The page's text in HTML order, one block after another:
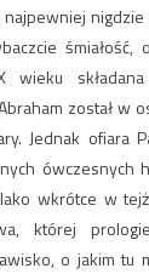
wieku
został w
Jednak ofiara
ówczesnych
wkrótce w
której
o jakim tu